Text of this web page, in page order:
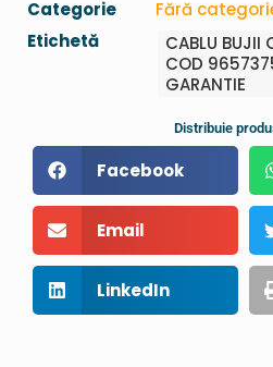
Categorie
Fără
Etichetă
CABLU BUJII
COD
GARANTIE
Distribuie
Facebook
Email
LinkedIn